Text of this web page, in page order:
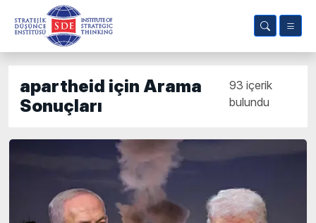
apartheid için Arama
Sonuçları
93 içerik
bulundu